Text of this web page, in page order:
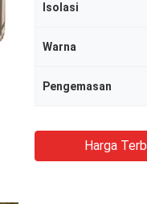
Isolasi
Warna
Pengemasan
Harga